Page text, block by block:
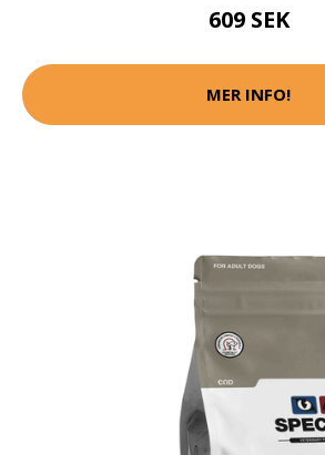
609 SEK
MER INFO!